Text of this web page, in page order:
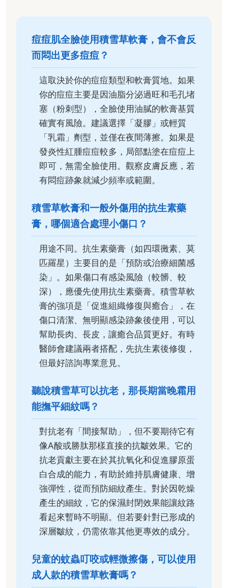
痘痘肌全臉使用積雪草軟膏，會不會反
而悶出更多痘痘？
這取決於你的痘痘類型和軟膏質地。如果
你的痘痘主要是因油脂分泌過旺和毛孔堵
塞（粉刺型），全臉使用油膩的軟膏基質
確實有風險。建議選擇「凝膠」或輕質
「乳霜」劑型，並僅在夜間薄擦。如果是
發炎性紅腫痘痘較多，局部點塗在痘痘上
即可，無需全臉使用。觀察皮膚反應，若
有悶痘跡象就減少頻率或範圍。
積雪草軟膏和一般外傷用的抗生素藥
膏，哪個適合處理小傷口？
用途不同。抗生素藥膏（如四環黴素、莫
匹羅星）主要目的是「預防或治療細菌感
染」。如果傷口有感染風險（較髒、較
深），應優先使用抗生素藥膏。積雪草軟
膏的強項是「促進組織修復與癒合」，在
傷口清潔、無明顯感染跡象後使用，可以
幫助長肉、長皮，讓癒合品質更好。有時
醫師會建議兩者搭配，先抗生素後修復，
但最好諮詢專業意見。
聽說積雪草可以抗老，那長期當晚霜用
能撫平細紋嗎？
對抗老有「間接幫助」，但不要期待它有
像A酸或勝肽那樣直接的抗皺效果。它的
抗老貢獻主要在於其抗氧化和促進膠原蛋
白合成的能力，有助於維持肌膚健康、增
強彈性，從而預防細紋產生。對於因乾燥
產生的細紋，它的保濕封閉效果能讓紋路
看起來暫時不明顯。但若要針對已形成的
深層皺紋，仍需依靠其他更專效的成分。
兒童的蚊蟲叮咬或輕微擦傷，可以使用
成人款的積雪草軟膏嗎？